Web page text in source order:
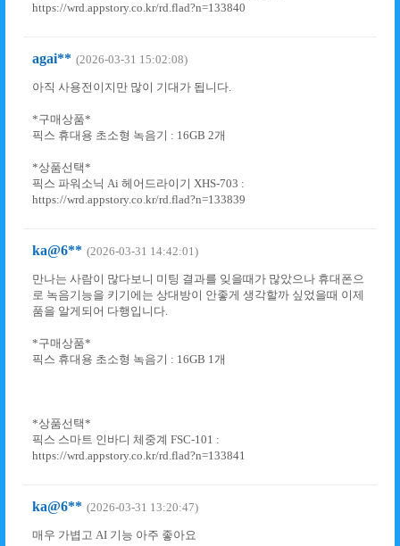
https://wrd.appstory.co.kr/rd.flad?n=133840
agai** (2026-03-31 15:02:08)
아직 사용전이지만 많이 기대가 됩니다.
*구매상품*
픽스 휴대용 초소형 녹음기 : 16GB 2개
*상품선택*
픽스 파워소닉 Ai 헤어드라이기 XHS-703 :
https://wrd.appstory.co.kr/rd.flad?n=133839
ka@6** (2026-03-31 14:42:01)
만나는 사람이 많다보니 미팅 결과를 잊을때가 많았으나 휴대폰으
로 녹음기능을 키기에는 상대방이 안좋게 생각할까 싶었을때 이제
품을 알게되어 다행입니다.
*구매상품*
픽스 휴대용 초소형 녹음기 : 16GB 1개
*상품선택*
픽스 스마트 인바디 체중계 FSC-101 :
https://wrd.appstory.co.kr/rd.flad?n=133841
ka@6** (2026-03-31 13:20:47)
매우 가볍고 AI 기능 아주 좋아요